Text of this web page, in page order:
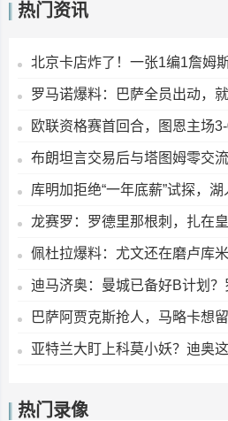
热门资讯
罗马诺爆料：巴萨全员出动，
龙赛罗：罗德里那根刺，扎在
亚特兰大盯上科莫小妖？迪奥
热门录像